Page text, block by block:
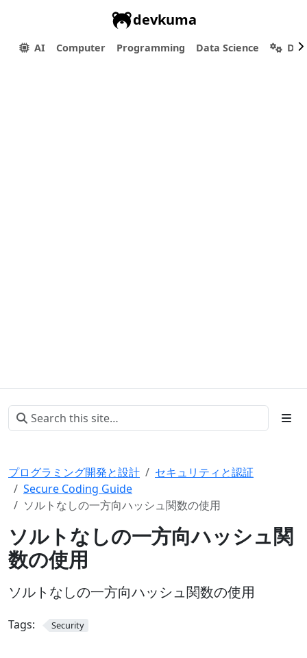
devkuma
AI Computer Programming Data Science
プログラミング開発と設計
セキュリティと認証
Secure Coding Guide
ソルトなしの一方向ハッシュ関数の使用
ソルトなしの一方向ハッシュ関
数の使用
ソルトなしの一方向ハッシュ関数の使用
Tags: Security